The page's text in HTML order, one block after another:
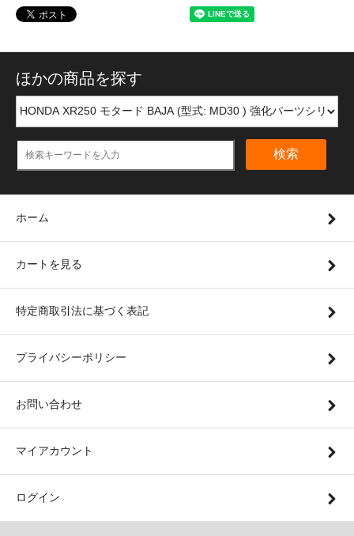
ほかの商品を探す
検索
ホーム
カートを見る
特定商取引法に基づく表記
プライバシーポリシー
お問い合わせ
マイアカウント
ログイン